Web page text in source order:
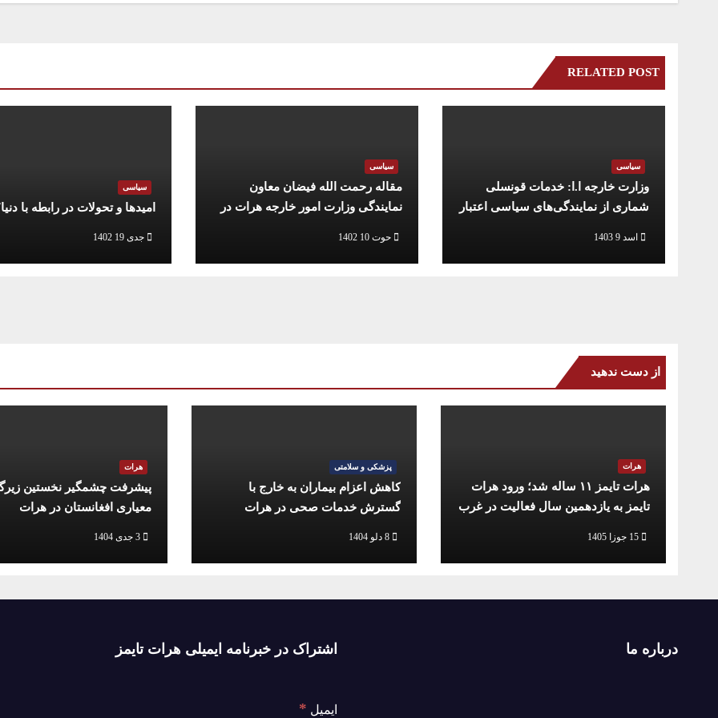
RELATED POST
سیاسی
وزارت خارجه ا.ا: خدمات قونسلی
شماری از نمایندگی‌های سیاسی اعتبار
اسد 9 1403
سیاسی
مقاله رحمت الله فیضان معاون
نمایندگی وزارت امور خارجه هرات در
حوت 10 1402
سیاسی
امیدها و تحولات در رابطه با
جدی 19 1402
از دست ندهید
هرات
هرات تایمز ۱۱ ساله شد؛ ورود هرات
تایمز به یازدهمین سال فعالیت در غرب
15 جوزا 1405
پزشکی و سلامتی
کاهش اعزام بیماران به خارج با
گسترش خدمات صحی در هرات
8 دلو 1404
هرات
پیشرفت چشمگیر نخستین
معیاری افغانستان در هرات
3 جدی 1404
درباره ما اشتراک در خبرنامه ایمیلی هرات تایمز
ایمیل *